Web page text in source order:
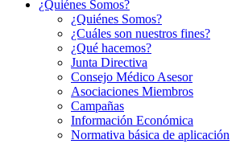
¿Quiénes Somos?
¿Quiénes Somos?
¿Cuáles son nuestros fines?
¿Qué hacemos?
Junta Directiva
Consejo Médico Asesor
Asociaciones Miembros
Campañas
Información Económica
Normativa básica de aplicación